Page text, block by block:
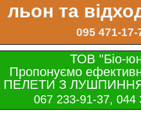
льон та
095 471-17-
ТОВ "Біо-
Пропонуємо
ПЕЛЕТИ З
067 233-91-37, 044